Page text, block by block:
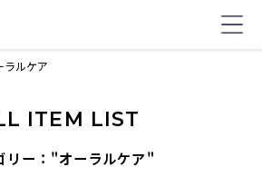
ラルケア
ITEM LIST
リー："オーラルケア"